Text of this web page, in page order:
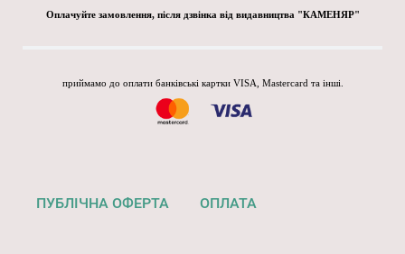
Оплачуйте замовлення, після дзвінка від видавництва "КАМЕНЯР"
приймамо до оплати банківські картки VISA, Mastercard та інші.
ПУБЛІЧНА ОФЕРТА ОПЛАТА